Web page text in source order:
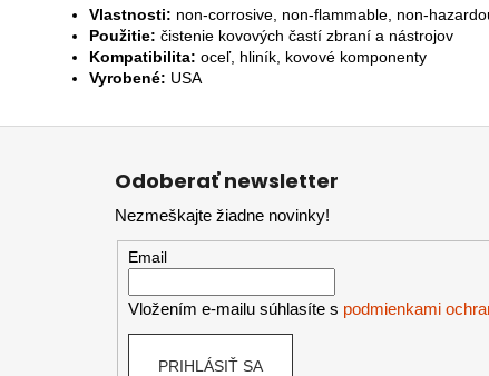
Vlastnosti: non-corrosive, non-flammable, non-
Použitie: čistenie kovových častí zbraní a nástrojov
Kompatibilita: oceľ, hliník, kovové komponenty
Vyrobené: USA
Z
Odoberať newsletter
Nezmeškajte žiadne novinky!
Email
Vložením e-mailu súhlasíte s podmienkami
PRIHLÁSIŤ SA